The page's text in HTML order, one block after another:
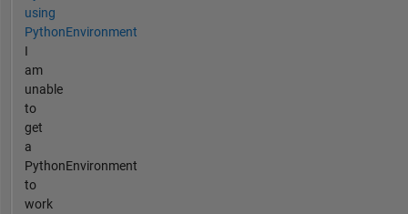
using
PythonEnvironment
I
am
unable
to
get
a
PythonEnvironment
to
work